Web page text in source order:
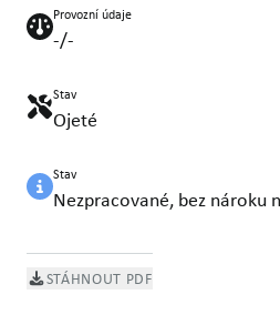
Provozní údaje
-/-
Stav
Ojeté
Stav
Nezpracované, bez nároku
STÁHNOUT PDF